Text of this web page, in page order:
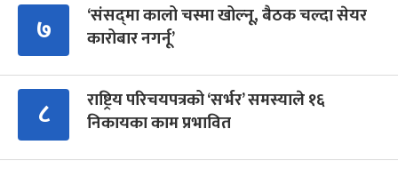
७
‘संसद्‍मा कालो चस्मा खोल्नू, बैठक चल्दा सेयर
कारोबार नगर्नू’
८
राष्ट्रिय परिचयपत्रको ‘सर्भर’ समस्याले १६
निकायका काम प्रभावित